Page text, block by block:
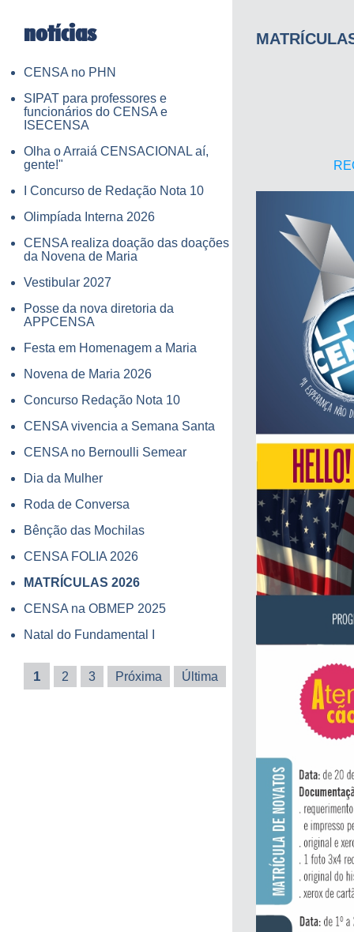
notícias
CENSA no PHN
SIPAT para professores e
funcionários do CENSA e
ISECENSA
Olha o Arraiá CENSACIONAL aí,
gente!"
I Concurso de Redação Nota 10
Olimpíada Interna 2026
CENSA realiza doação das doações
da Novena de Maria
Vestibular 2027
Posse da nova diretoria da
APPCENSA
Festa em Homenagem a Maria
Novena de Maria 2026
Concurso Redação Nota 10
CENSA vivencia a Semana Santa
CENSA no Bernoulli Semear
Dia da Mulher
Roda de Conversa
Bênção das Mochilas
CENSA FOLIA 2026
MATRÍCULAS 2026
CENSA na OBMEP 2025
Natal do Fundamental I
1 2 3 Próxima Última